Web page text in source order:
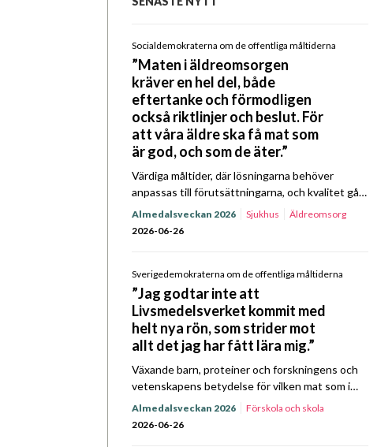
Socialdemokraterna om de offentliga måltiderna
”Maten i äldreomsorgen
kräver en hel del, både
eftertanke och förmodligen
också riktlinjer och beslut. För
att våra äldre ska få mat som
är god, och som de äter.”
Värdiga måltider, där lösningarna behöver
anpassas till förutsättningarna, och kvalitet gå
före ekonomi. I Kost & Närings Prat om Mat
Almedalsspecial med Socialdemokraterna
Almedalsveckan 2026 Sjukhus
Äldreomsorg
2026-06-26
Sverigedemokraterna om de offentliga måltiderna
”Jag godtar inte att
Livsmedelsverket kommit med
helt nya rön, som strider mot
allt det jag har fått lära mig.”
Växande barn, proteiner och forskningens och
vetenskapens betydelse för vilken mat som i
slutändan ska serveras landets elever. När
Sverigedemokraterna tog plats mittemot Kost
Almedalsveckan 2026
Förskola och skola
2026-06-26